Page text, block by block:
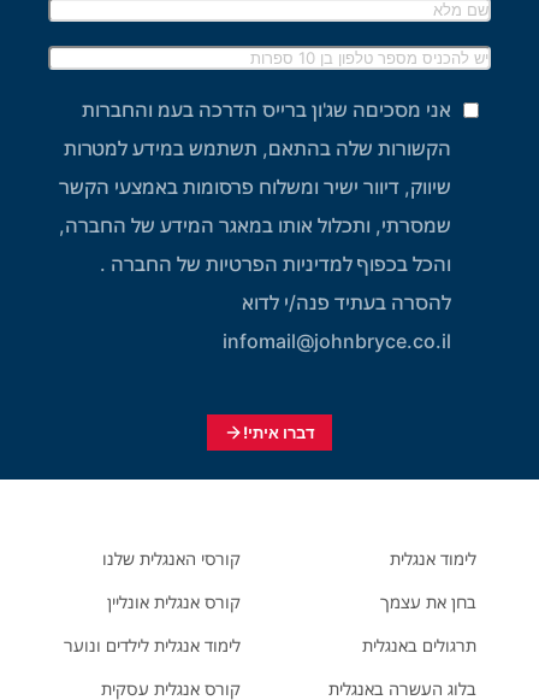
אני מסכיםה שג'ון ברייס הדרכה בעמ והחברות
הקשורות שלה בהתאם, תשתמש במידע למטרות
שיווק, דיוור ישיר ומשלוח פרסומות באמצעי הקשר
שמסרתי, ותכלול אותו במאגר המידע של החברה,
והכל בכפוף למדיניות הפרטיות של החברה .
להסרה בעתיד פנה/י לדוא
infomail@johnbryce.co.il
דברו איתי!
לימוד אנגלית
בחן את עצמך
תרגולים באנגלית
בלוג העשרה באנגלית
קורסי האנגלית שלנו
קורס אנגלית אונליין
לימוד אנגלית לילדים ונוער
קורס אנגלית עסקית